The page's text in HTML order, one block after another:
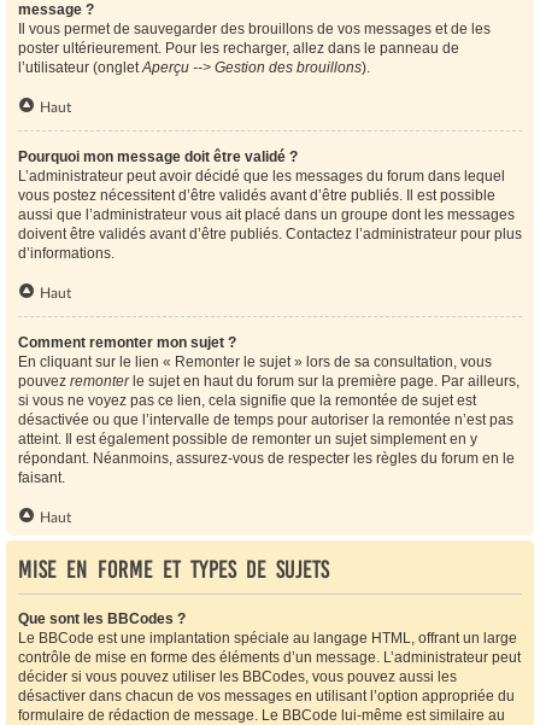
message ?
Il vous permet de sauvegarder des brouillons de vos messages et de les
poster ultérieurement. Pour les recharger, allez dans le panneau de
l’utilisateur (ongletAperçu --> Gestion des brouillons).
Haut
Pourquoi mon message doit être validé ?
L’administrateur peut avoir décidé que les messages du forum dans lequel
vous postez nécessitent d’être validés avant d’être publiés. Il est possible
aussi que l’administrateur vous ait placé dans un groupe dont les messages
doivent être validés avant d’être publiés. Contactez l’administrateur pour plus
d’informations.
Haut
Comment remonter mon sujet ?
En cliquant sur le lien « Remonter le sujet » lors de sa consultation, vous
pouvez remonterle sujet en haut du forum sur la première page. Par ailleurs,
si vous ne voyez pas ce lien, cela signifie que la remontée de sujet est
désactivée ou que l’intervalle de temps pour autoriser la remontée n’est pas
atteint. Il est également possible de remonter un sujet simplement en y
répondant. Néanmoins, assurez-vous de respecter les règles du forum en le
faisant.
Haut
Mise en forme et types de sujets
Que sont les BBCodes ?
Le BBCode est une implantation spéciale au langage HTML, offrant un large
contrôle de mise en forme des éléments d’un message. L’administrateur peut
décider si vous pouvez utiliser les BBCodes, vous pouvez aussi les
désactiver dans chacun de vos messages en utilisant l’option appropriée du
formulaire de rédaction de message. Le BBCode lui-même est similaire au